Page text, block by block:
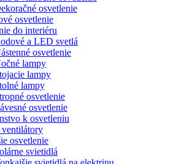
osvetlenie
osvetlenie
do interiéru
a LED svetlá
osvetlenie
lampy
lampy
lampy
osvetlenie
osvetlenie
k osvetleniu
ventilátory
osvetlenie
svietidlá